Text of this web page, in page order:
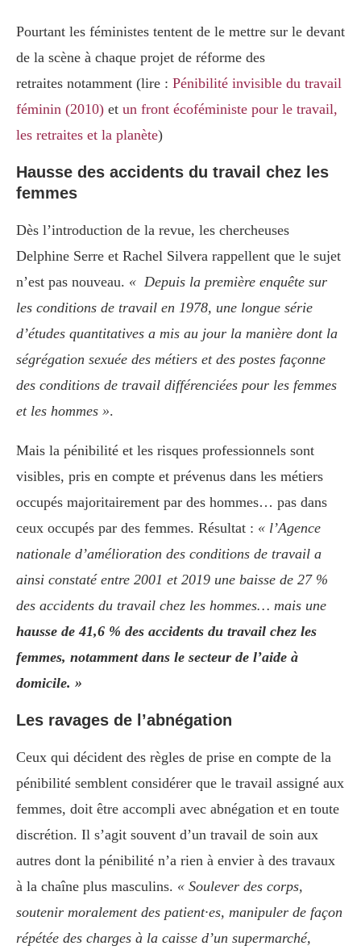
Pourtant les féministes tentent de le mettre sur le devant
de la scène à chaque projet de réforme des
retraites notamment (lire : Pénibilité invisible du travail
féminin (2010) et un front écoféministe pour le travail,
les retraites et la planète)
Hausse des accidents du travail chez les
femmes
Dès l’introduction de la revue, les chercheuses
Delphine Serre et Rachel Silvera rappellent que le sujet
n’est pas nouveau. « Depuis la première enquête sur
les conditions de travail en 1978, une longue série
d’études quantitatives a mis au jour la manière dont la
ségrégation sexuée des métiers et des postes façonne
des conditions de travail différenciées pour les femmes
et les hommes ».
Mais la pénibilité et les risques professionnels sont
visibles, pris en compte et prévenus dans les métiers
occupés majoritairement par des hommes… pas dans
ceux occupés par des femmes. Résultat : « l’Agence
nationale d’amélioration des conditions de travail a
ainsi constaté entre 2001 et 2019 une baisse de 27 %
des accidents du travail chez les hommes… mais une
hausse de 41,6 % des accidents du travail chez les
femmes, notamment dans le secteur de l’aide à
domicile. »
Les ravages de l’abnégation
Ceux qui décident des règles de prise en compte de la
pénibilité semblent considérer que le travail assigné aux
femmes, doit être accompli avec abnégation et en toute
discrétion. Il s’agit souvent d’un travail de soin aux
autres dont la pénibilité n’a rien à envier à des travaux
à la chaîne plus masculins. « Soulever des corps,
soutenir moralement des patient·es, manipuler de façon
répétée des charges à la caisse d’un supermarché,